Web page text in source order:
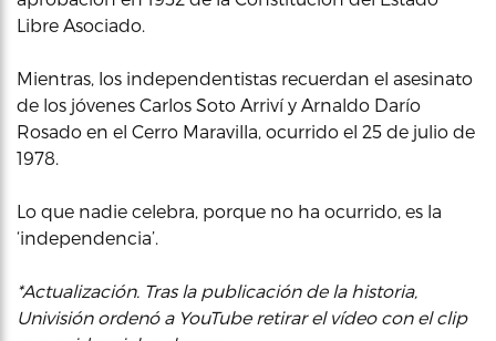
Libre Asociado.
Mientras, los independentistas recuerdan el asesinato
de los jóvenes Carlos Soto Arriví y Arnaldo Darío
Rosado en el Cerro Maravilla, ocurrido el 25 de julio de
1978.
Lo que nadie celebra, porque no ha ocurrido, es la
‘independencia’.
*Actualización. Tras la publicación de la historia,
Univisión ordenó a YouTube retirar el vídeo con el clip